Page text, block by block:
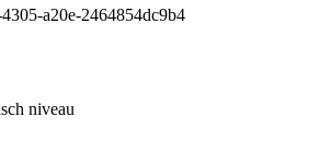
a20e-2464854dc9b4
niveau